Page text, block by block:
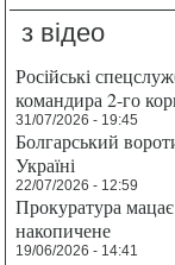
з відео
Російські
командира 2-го
31/07/2026 - 19:45
Болгарський
Україні
22/07/2026 - 12:59
Прокуратура
накопичене
19/06/2026 - 14:41